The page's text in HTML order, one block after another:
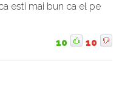
esti mai bun ca el pe
10 10